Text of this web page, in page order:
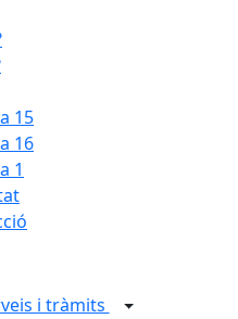
15
16
1
i tràmits